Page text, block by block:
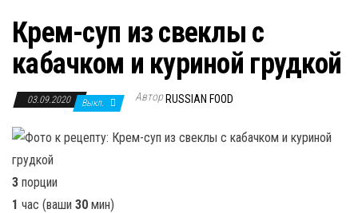
Крем-суп из свеклы с
кабачком и куриной грудкой
03.09.2020 Выкл. Автор RUSSIAN FOOD
3 порции
1 час (ваши 30 мин)